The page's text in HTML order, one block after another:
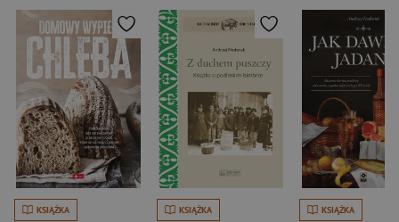
KSIĄŻKA KSIĄŻKA KSIĄŻKA